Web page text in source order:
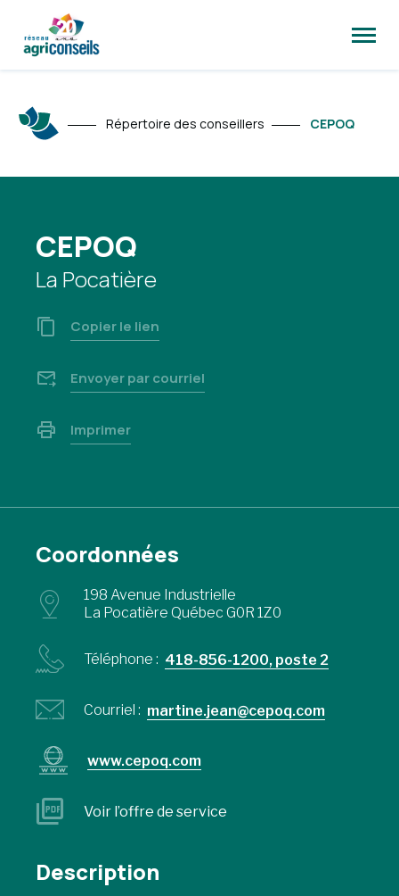
la
Répertoire des conseillers CEPOQ
CEPOQ
La Pocatière
Copier le lien
Envoyer par courriel
Imprimer
Coordonnées
198 Avenue Industrielle
La Pocatière Québec G0R 1Z0
Téléphone : 418-856-1200, poste 2
Courriel : martine.jean@cepoq.com
www.cepoq.com
Voir l’offre de service
Description